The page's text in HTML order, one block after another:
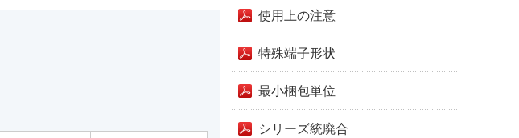
使用上の注意
特殊端子形状
最小梱包単位
シリーズ統廃合